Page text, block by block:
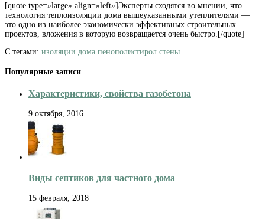
[quote type=»large» align=»left»]Эксперты сходятся во мнении, что
технология теплоизоляции дома вышеуказанными утеплителями —
это одно из наиболее экономически эффективных строительных
проектов, вложения в которую возвращается очень быстро.[/quote]
С тегами: изоляции дома пенополистирол стены
Популярные записи
Характеристики, свойства газобетона
9 октября, 2016
Виды септиков для частного дома
15 февраля, 2018